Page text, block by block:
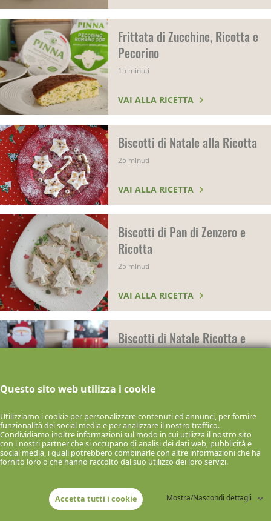
Questo sito web utilizza i cookie
Utilizziamo i cookie per personalizzare contenuti ed annunci, per fornire
funzionalità dei social media e per analizzare il nostro traffico.
Condividiamo inoltre informazioni sul modo in cui utilizza il nostro sito
con i nostri partner che si occupano di analisi dei dati web, pubblicità e
social media, i quali potrebbero combinarle con altre informazioni che ha
fornito loro o che hanno raccolto dal suo utilizzo dei loro servizi.
Accetta tutti i cookie Mostra/Nascondi dettagli
Frittata di Zucchine, Ricotta e
Pecorino
15 minuti
VAI ALLA RICETTA
Biscotti di Natale alla Ricotta
25 minuti
VAI ALLA RICETTA
Biscotti di Pan di Zenzero e
Ricotta
25 minuti
VAI ALLA RICETTA
Biscotti di Natale Ricotta e
Biscotti di Natale Ricotta e
Arancia
VAI ALLA RICETTA